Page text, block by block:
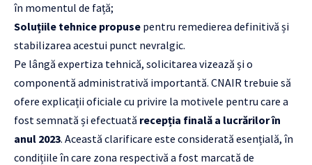
în momentul de față;
Soluțiile tehnice propuse pentru remedierea definitivă și
stabilizarea acestui punct nevralgic.
Pe lângă expertiza tehnică, solicitarea vizează și o
componentă administrativă importantă. CNAIR trebuie să
ofere explicații oficiale cu privire la motivele pentru care a
fost semnată și efectuată recepția finală a lucrărilor în
anul 2023. Această clarificare este considerată esențială, în
condițiile în care zona respectivă a fost marcată de